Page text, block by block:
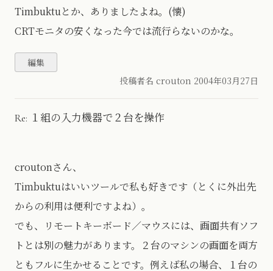
Timbuktuとか、ありましたよね。(懐)
CRTモニタの安くなった今では流行らないのかな。
投稿者名 crouton 2004年03月27日
Re: １組の入力機器で２台を操作
croutonさん、
Timbuktuはいいツールで私も好きです（とくに外出先
からの利用は便利ですよね）。
でも、リモートキーボード／マウスには、画面共有ソフ
トとは別の魅力があります。２台のマシンの画面を両方
ともフルに生かせることです。例えば私の場合、１台の